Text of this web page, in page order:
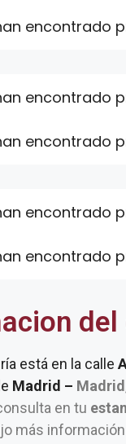
encontrado
encontrado
encontrado
encontrado
encontrado
del
está en la calle
Madrid – Madrid
en tu
más